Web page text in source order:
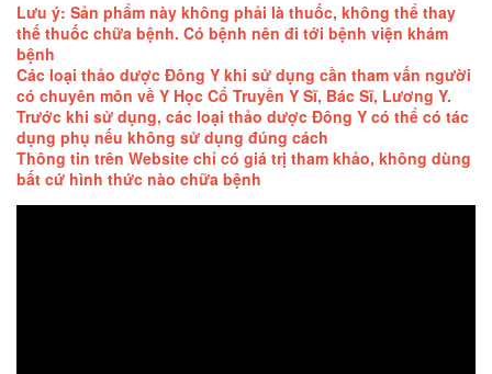
Lưu ý: Sản phẩm này không phải là thuốc, không thể thay
thế thuốc chữa bệnh. Có bệnh nên đi tới bệnh viện khám
bệnh
Các loại thảo dược Đông Y khi sử dụng cần tham vấn người
có chuyên môn về Y Học Cổ Truyền Y Sĩ, Bác Sĩ, Lương Y.
Trước khi sử dụng, các loại thảo dược Đông Y có thể có tác
dụng phụ nếu không sử dụng đúng cách
Thông tin trên Website chỉ có giá trị tham khảo, không dùng
bất cứ hình thức nào chữa bệnh